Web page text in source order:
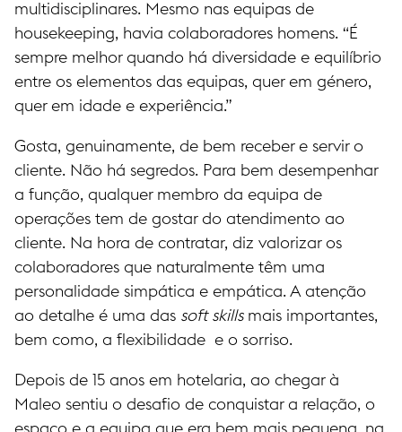
multidisciplinares. Mesmo nas equipas de
housekeeping, havia colaboradores homens. “É
sempre melhor quando há diversidade e equilíbrio
entre os elementos das equipas, quer em género,
quer em idade e experiência.”
Gosta, genuinamente, de bem receber e servir o
cliente. Não há segredos. Para bem desempenhar
a função, qualquer membro da equipa de
operações tem de gostar do atendimento ao
cliente. Na hora de contratar, diz valorizar os
colaboradores que naturalmente têm uma
personalidade simpática e empática. A atenção
ao detalhe é uma das soft skillsmais importantes,
bem como, a flexibilidade e o sorriso.
Depois de 15 anos em hotelaria, ao chegar à
Maleo sentiu o desafio de conquistar a relação, o
espaço e a equipa que era bem mais pequena, na